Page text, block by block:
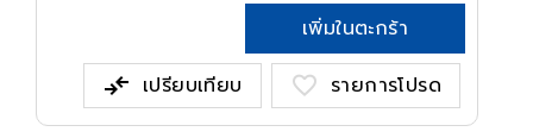
เพิ่มในตะกร้า
compare_arrows เปรียบเทียบ favorite รายการโปรด